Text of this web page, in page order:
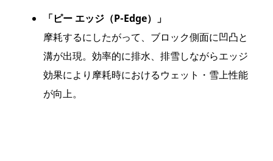
「ピー エッジ（P-Edge）」
摩耗するにしたがって、ブロック側面に凹凸と
溝が出現。効率的に排水、排雪しながらエッジ
効果により摩耗時におけるウェット・雪上性能
が向上。